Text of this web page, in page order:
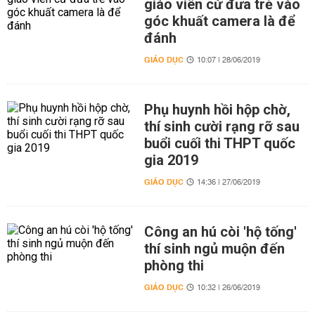
giáo viên cứ đưa trẻ vào
góc khuất camera là để
đánh
GIÁO DỤC 10:07 | 28/06/2019
Phụ huynh hồi hộp chờ,
thí sinh cười rạng rỡ sau
buổi cuối thi THPT quốc
gia 2019
GIÁO DỤC 14:36 | 27/06/2019
Công an hú còi 'hộ tống'
thí sinh ngủ muộn đến
phòng thi
GIÁO DỤC 10:32 | 26/06/2019